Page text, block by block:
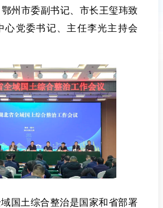
州市委副书记、市长王玺玮致
心党委书记、主任李光主持会
国土综合整治是国家和省部署